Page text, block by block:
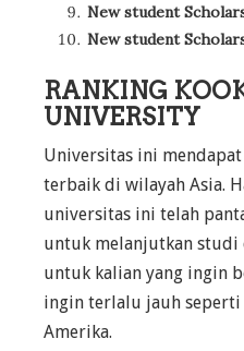
New student
New student
RANKING
UNIVERSITY
Universitas ini
terbaik di wilayah Asia.
universitas ini telah
untuk melanjutkan studi
untuk kalian yang ingin
ingin terlalu jauh seperti
Amerika.